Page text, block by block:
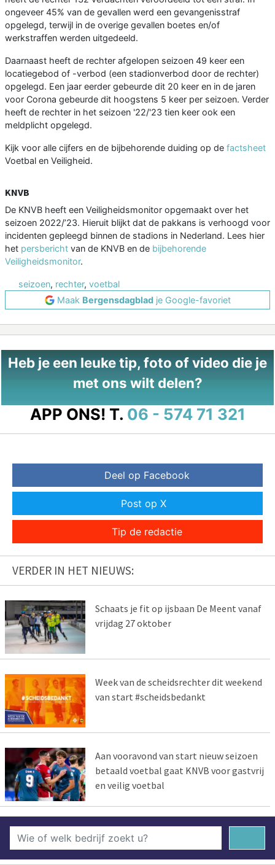
ongeveer 45% van de gevallen werd een gevangenisstraf
opgelegd, terwijl in de overige gevallen boetes en/of
werkstraffen werden uitgedeeld.
Daarnaast heeft de rechter afgelopen seizoen 49 keer een
locatiegebod of -verbod (een stadionverbod door de rechter)
opgelegd. Een jaar eerder gebeurde dit 20 keer en in de jaren
voor Corona gebeurde dit hoogstens 5 keer per seizoen. Verder
heeft de rechter in het seizoen '22/'23 tien keer ook een
meldplicht opgelegd.
Kijk voor alle cijfers en de bijbehorende duiding op de factsheet
Voetbal en Veiligheid.
KNVB
De KNVB heeft een Veiligheidsmonitor opgemaakt over het
seizoen 2022/’23. Hieruit blijkt dat de pakkans is verhoogd voor
incidenten gepleegd binnen de stadions in Nederland. Lees hier
het persbericht van de KNVB en de bijbehorende
Veiligheidsmonitor.
seizoen, rechter, voetbal
Maak Bergensdagbladje Google-favoriet
Heb je een leuke tip, foto of video die je
met ons wilt delen?
APP ONS! T. 06 - 574 71 321
Deel op Facebook
Post op X
Tip de redactie
VERDER IN HET NIEUWS:
Schaats je fit op ijsbaan De Meent vanaf
vrijdag 27 oktober
Week van de scheidsrechter dit weekend
van start #scheidsbedankt
Aan vooravond van start nieuw seizoen
betaald voetbal gaat KNVB voor gastvrij
en veilig voetbal